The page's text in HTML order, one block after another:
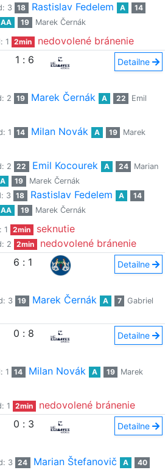
3 18 Rastislav Fedelem A
14
AA 19 Marek Černák
1 2min
nedovolené bránenie
1 : 6 Detailne
2 19 Marek Černák A 22
Emil
1 14 Milan Novák A 19
Marek
2 22 Emil Kocourek A 24
Marian
19
Marek Černák
3 18 Rastislav Fedelem A
14
AA 19 Marek Černák
1 2min seknutie
2 2min
nedovolené bránenie
6 : 1 Detailne
3 19 Marek Černák A 7
Gabriel
0 : 8 Detailne
1 14 Milan Novák A 19
Marek
1 2min
nedovolené bránenie
0 : 3 Detailne
3 24 Marian Štefanovič A
40